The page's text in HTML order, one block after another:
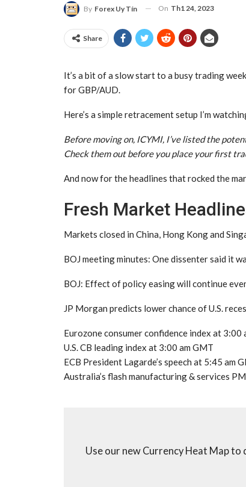
By Forex Uy Tín On Th1 24, 2023
Share
It’s a bit of a slow start to a busy trading
for GBP/AUD.
Here’s a simple retracement setup I’m
Before moving on, ICYMI, I’ve listed the
Check them out before you place your first
And now for the headlines that rocked the
Fresh Market
Markets closed in China, Hong Kong and
BOJ meeting minutes: One dissenter said it
BOJ: Effect of policy easing will continue
JP Morgan predicts lower chance of U.S.
Eurozone consumer confidence index at 3:00
U.S. CB leading index at 3:00 am GMT
ECB President Lagarde’s speech at 5:45 am
Australia’s flash manufacturing & services
Use our new Currency Heat Map